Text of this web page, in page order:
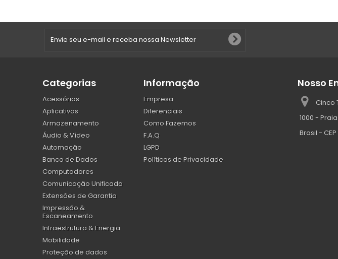
Categorias
Acessórios
Aplicativos
Armazenamento
Áudio & Vídeo
Automação
Banco de Dados
Computadores
Comunicação Unificada
Extensões de Garantia
Impressão &
Escaneamento
Infraestrutura & Energia
Mobilidade
Proteção de dados
Informação
Empresa
Diferenciais
Como Fazemos
F.A.Q
LGPD
Políticas de Privacidade
Nosso
Cinco
1000 -
Brasil - CEP